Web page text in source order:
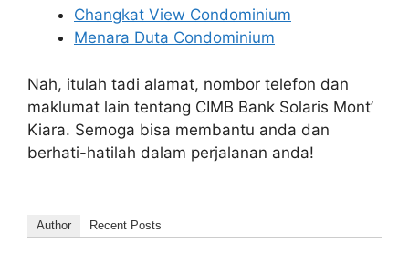
Changkat View Condominium
Menara Duta Condominium
Nah, itulah tadi alamat, nombor telefon dan
maklumat lain tentang CIMB Bank Solaris Mont’
Kiara. Semoga bisa membantu anda dan
berhati-hatilah dalam perjalanan anda!
Author Recent Posts